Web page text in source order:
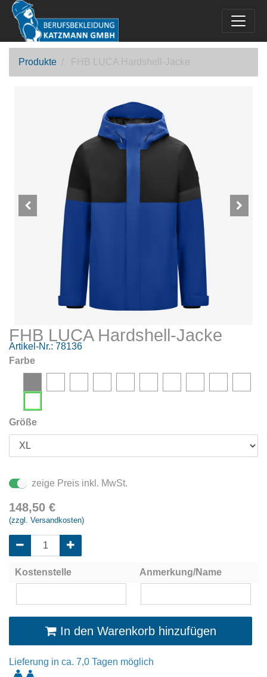
Produkte FHB LUCA Hardshell-Jacke
FHB LUCA Hardshell-Jacke
Artikel-Nr.: 78136
Farbe
Größe
zeige Preis inkl. MwSt.
148,50 €
(zzgl. Versandkosten)
Kostenstelle Anmerkung/Name
In den Warenkorb hinzufügen
Lieferung in ca. 7,0 Tagen möglich